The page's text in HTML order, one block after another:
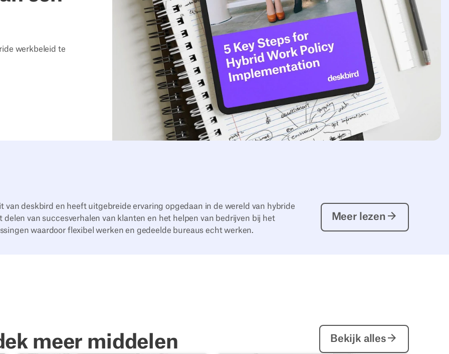
werkbeleid te
van deskbird en heeft uitgebreide ervaring opgedaan in de wereld van hybride
delen van succesverhalen van klanten en het helpen van bedrijven bij het
waardoor flexibel werken en gedeelde bureaus echt werken.
Meer lezen
Meer lezen
meer middelen
Bekijk alles
Bekijk alles